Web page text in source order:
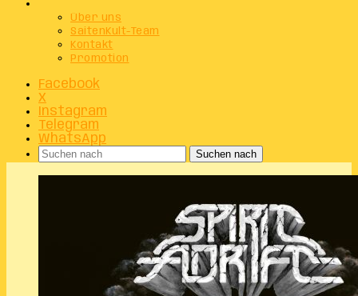
Über uns
SaitenKult-Team
Kontakt
Promotion
Facebook
X
Instagram
Telegram
WhatsApp
Suchen nach